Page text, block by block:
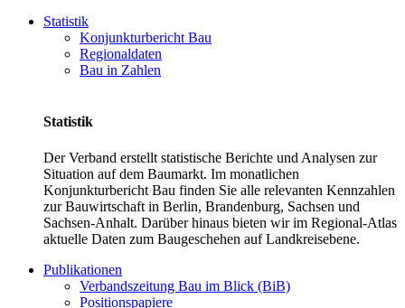
Statistik
Konjunkturbericht Bau
Regionaldaten
Bau in Zahlen
Statistik
Der Verband erstellt statistische Berichte und Analysen zur
Situation auf dem Baumarkt. Im monatlichen
Konjunkturbericht Bau finden Sie alle relevanten Kennzahlen
zur Bauwirtschaft in Berlin, Brandenburg, Sachsen und
Sachsen-Anhalt. Darüber hinaus bieten wir im Regional-Atlas
aktuelle Daten zum Baugeschehen auf Landkreisebene.
Publikationen
Verbandszeitung Bau im Blick (BiB)
Positionspapiere